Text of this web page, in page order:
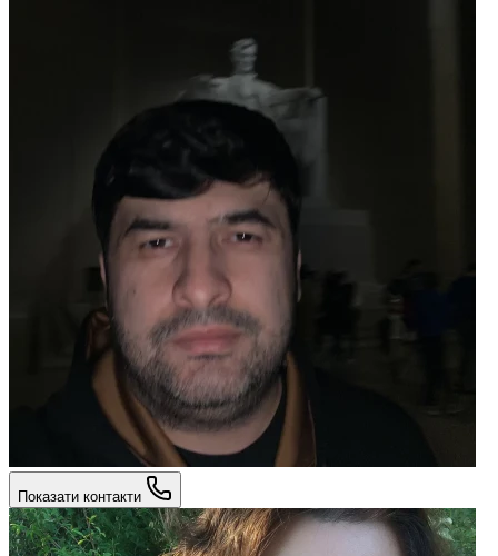
Показати контакти